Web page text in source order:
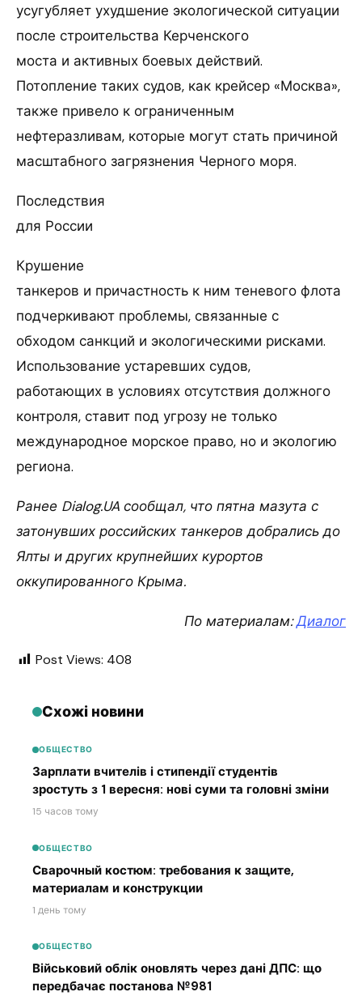
усугубляет ухудшение экологической ситуации
после строительства Керченского
моста и активных боевых действий.
Потопление таких судов, как крейсер «Москва»,
также привело к ограниченным
нефтеразливам, которые могут стать причиной
масштабного загрязнения Черного моря.
Последствия
для России
Крушение
танкеров и причастность к ним теневого флота
подчеркивают проблемы, связанные с
обходом санкций и экологическими рисками.
Использование устаревших судов,
работающих в условиях отсутствия должного
контроля, ставит под угрозу не только
международное морское право, но и экологию
региона.
Ранее Dialog.UA сообщал, что пятна мазута с
затонувших российских танкеров добрались до
Ялты и других крупнейших курортов
оккупированного Крыма.
По материалам:Диалог
Post Views: 408
Схожі новини
ОБЩЕСТВО
Зарплати вчителів і стипендії студентів
зростуть з 1 вересня: нові суми та головні зміни
15 часов тому
ОБЩЕСТВО
Сварочный костюм: требования к защите,
материалам и конструкции
1 день тому
ОБЩЕСТВО
Військовий облік оновлять через дані ДПС: що
передбачає постанова №981